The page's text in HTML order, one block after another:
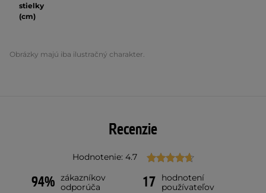
stielky
(cm)
Obrázky majú iba ilustračný charakter.
Recenzie
Hodnotenie: 4.7
94% zákazníkov
odporúča
17
hodnotení
používateľov